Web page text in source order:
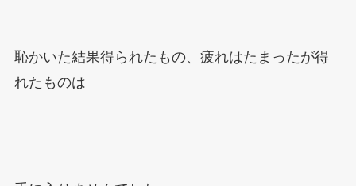
恥かいた結果得られたもの、疲れはたまったが得
れたものは